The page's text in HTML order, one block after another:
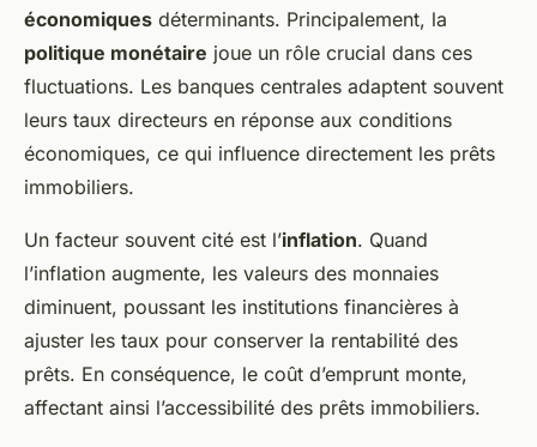
économiques déterminants. Principalement, la
politique monétaire joue un rôle crucial dans ces
fluctuations. Les banques centrales adaptent souvent
leurs taux directeurs en réponse aux conditions
économiques, ce qui influence directement les prêts
immobiliers.
Un facteur souvent cité est l’inflation. Quand
l’inflation augmente, les valeurs des monnaies
diminuent, poussant les institutions financières à
ajuster les taux pour conserver la rentabilité des
prêts. En conséquence, le coût d’emprunt monte,
affectant ainsi l’accessibilité des prêts immobiliers.